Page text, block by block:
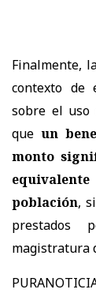
Finalmente,
contexto de
sobre el uso
queun
monto
población,
prestados
magistratura